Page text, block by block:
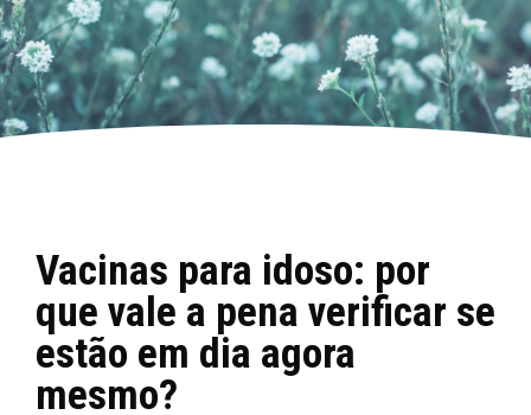
Vacinas para idoso: por
que vale a pena verificar se
estão em dia agora
mesmo?